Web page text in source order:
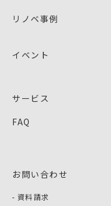
リノベ事例
イベント
サービス
FAQ
お問い合わせ
資料請求